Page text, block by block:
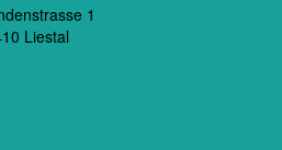
1
Liestal